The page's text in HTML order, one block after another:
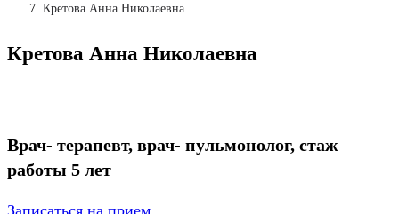
Кретова Анна Николаевна
Кретова Анна Николаевна
Врач- терапевт, врач- пульмонолог, стаж
работы 5 лет